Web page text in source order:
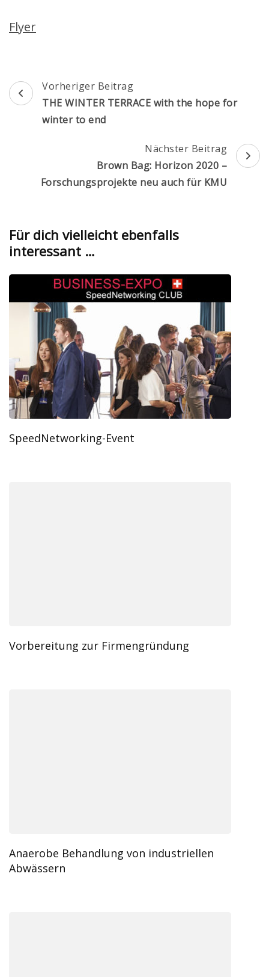
Flyer
Beitragsnavigation
Vorheriger Beitrag
THE WINTER TERRACE with the hope for
winter to end
Nächster Beitrag
Brown Bag: Horizon 2020 –
Forschungsprojekte neu auch für KMU
Für dich vielleicht ebenfalls
interessant …
SpeedNetworking-Event
Vorbereitung zur Firmengründung
Anaerobe Behandlung von industriellen
Abwässern